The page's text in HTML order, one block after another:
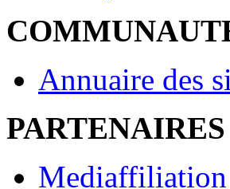
Annuaire des
PARTENAIRES
Mediaffiliation